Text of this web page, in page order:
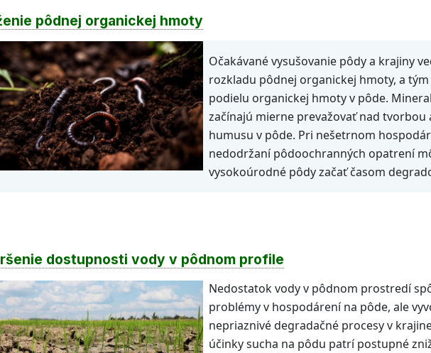
pôdnej organickej hmoty
Očakávané vysušovanie pôdy a krajiny
rozkladu pôdnej organickej hmoty, a
podielu organickej hmoty v pôde.
začínajú mierne prevažovať nad tvorbou
humusu v pôde. Pri nešetrnom
nedodržaní pôdoochranných opatrení
vysokoúrodné pôdy začať časom
dostupnosti vody v pôdnom profile
Nedostatok vody v pôdnom prostredí
problémy v hospodárení na pôde, ale
nepriaznivé degradačné procesy v
účinky sucha na pôdu patrí postupné